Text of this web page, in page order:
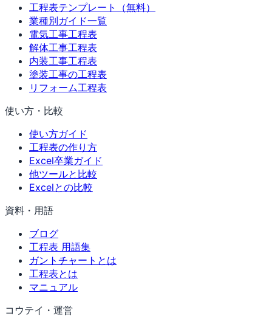
工程表テンプレート（無料）
業種別ガイド一覧
電気工事工程表
解体工事工程表
内装工事工程表
塗装工事の工程表
リフォーム工程表
使い方・比較
使い方ガイド
工程表の作り方
Excel卒業ガイド
他ツールと比較
Excelとの比較
資料・用語
ブログ
工程表 用語集
ガントチャートとは
工程表とは
マニュアル
コウテイ・運営